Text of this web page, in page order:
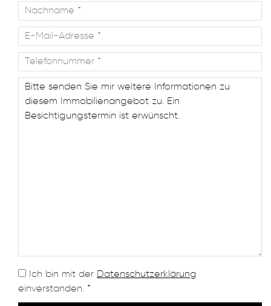
Ich bin mit der Datenschutzerklärung
einverstanden. *